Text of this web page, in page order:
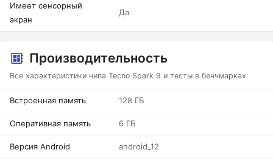
Имеет сенсорный
экран
Да
Производительность
Все характеристики чипа Tecno Spark 9 и тесты в бенчмарках
Встроенная память 128 ГБ
Оперативная память 6 ГБ
Версия Android android_12